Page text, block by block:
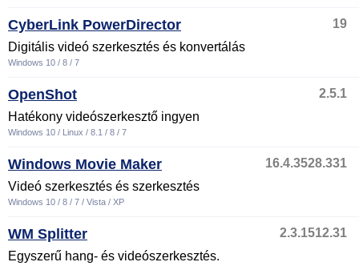
CyberLink PowerDirector
19
Digitális videó szerkesztés és konvertálás
Windows 10 / 8 / 7
OpenShot
2.5.1
Hatékony videószerkesztő ingyen
Windows 10 / Linux / 8.1 / 8 / 7
Windows Movie Maker
16.4.3528.331
Videó szerkesztés és szerkesztés
Windows 10 / 8 / 7 / Vista / XP
WM Splitter
2.3.1512.31
Egyszerű hang- és videószerkesztés.